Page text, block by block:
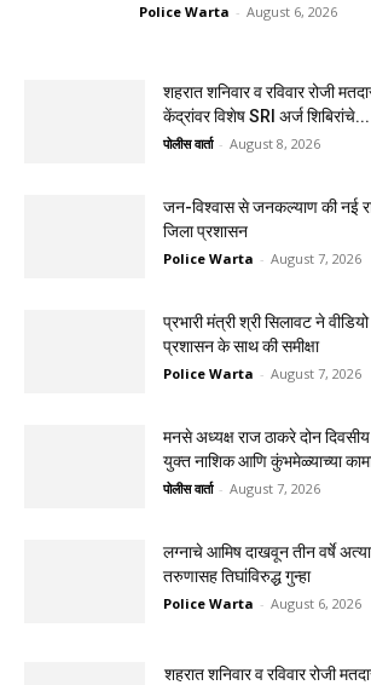
Police Warta - August 6, 2026
शहरात शनिवार व रविवार रोजी
केंद्रांवर विशेष SRI अर्ज शिबिरांचे...
पोलीस वार्ता - August 8, 2026
जन-विश्वास से जनकल्याण की नई
जिला प्रशासन
Police Warta - August 7, 2026
प्रभारी मंत्री श्री सिलावट ने
प्रशासन के साथ की समीक्षा
Police Warta - August 7, 2026
मनसे अध्यक्ष राज ठाकरे दोन
युक्त नाशिक आणि कुंभमेळ्याच्या
पोलीस वार्ता - August 7, 2026
लग्नाचे आमिष दाखवून तीन वर्षे
तरुणासह तिघांविरुद्ध गुन्हा
Police Warta - August 6, 2026
शहरात शनिवार व रविवार रोजी